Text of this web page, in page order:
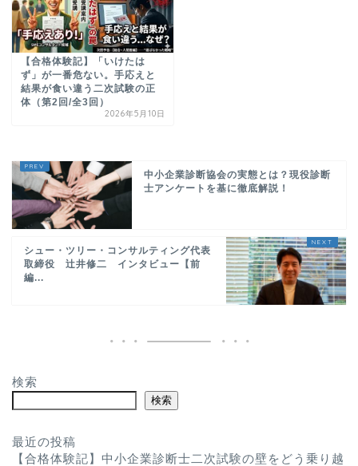
【合格体験記】「いけたは
ず」が一番危ない。手応えと
結果が食い違う二次試験の正
体（第2回/全3回）
2026年5月10日
中小企業診断協会の実態とは？現役診断
士アンケートを基に徹底解説！
シュー・ツリー・コンサルティング代表
取締役 辻井修二 インタビュー【前
編...
検索
検索
最近の投稿
【合格体験記】中小企業診断士二次試験の壁をどう乗り越